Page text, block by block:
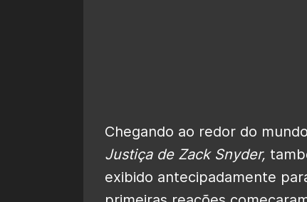
Chegando ao redor do
Justiça de Zack Snyder,
exibido antecipadamente